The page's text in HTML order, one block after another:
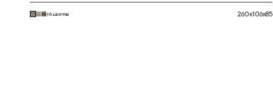
+6 цветов 260x106x85